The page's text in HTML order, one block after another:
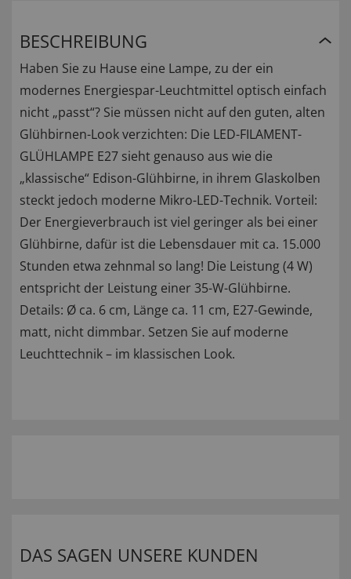
BESCHREIBUNG
Haben Sie zu Hause eine Lampe, zu der ein
modernes Energiespar-Leuchtmittel optisch einfach
nicht „passt“? Sie müssen nicht auf den guten, alten
Glühbirnen-Look verzichten: Die LED-FILAMENT-
GLÜHLAMPE E27 sieht genauso aus wie die
„klassische“ Edison-Glühbirne, in ihrem Glaskolben
steckt jedoch moderne Mikro-LED-Technik. Vorteil:
Der Energieverbrauch ist viel geringer als bei einer
Glühbirne, dafür ist die Lebensdauer mit ca. 15.000
Stunden etwa zehnmal so lang! Die Leistung (4 W)
entspricht der Leistung einer 35-W-Glühbirne.
Details: Ø ca. 6 cm, Länge ca. 11 cm, E27-Gewinde,
matt, nicht dimmbar. Setzen Sie auf moderne
Leuchttechnik – im klassischen Look.
DAS SAGEN UNSERE KUNDEN